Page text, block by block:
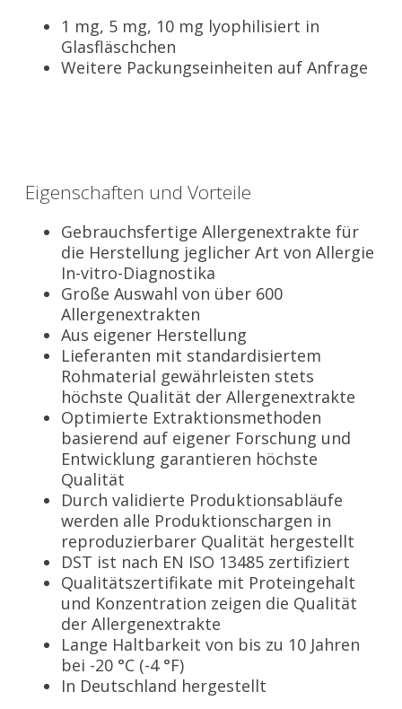
1 mg, 5 mg, 10 mg lyophilisiert in
Glasfläschchen
Weitere Packungseinheiten auf Anfrage
Eigenschaften und Vorteile
Gebrauchsfertige Allergenextrakte für
die Herstellung jeglicher Art von Allergie
In-vitro-Diagnostika
Große Auswahl von über 600
Allergenextrakten
Aus eigener Herstellung
Lieferanten mit standardisiertem
Rohmaterial gewährleisten stets
höchste Qualität der Allergenextrakte
Optimierte Extraktionsmethoden
basierend auf eigener Forschung und
Entwicklung garantieren höchste
Qualität
Durch validierte Produktionsabläufe
werden alle Produktionschargen in
reproduzierbarer Qualität hergestellt
DST ist nach EN ISO 13485 zertifiziert
Qualitätszertifikate mit Proteingehalt
und Konzentration zeigen die Qualität
der Allergenextrakte
Lange Haltbarkeit von bis zu 10 Jahren
bei -20 °C (-4 °F)
In Deutschland hergestellt